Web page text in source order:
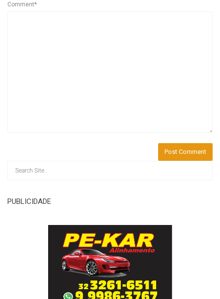
Comment*
PUBLICIDADE